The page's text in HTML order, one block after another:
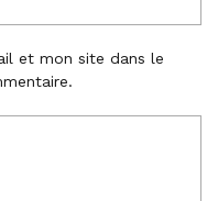
et mon site dans le